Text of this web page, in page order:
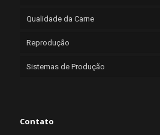
Qualidade da Carne
Reprodução
Sistemas de Produção
Contato